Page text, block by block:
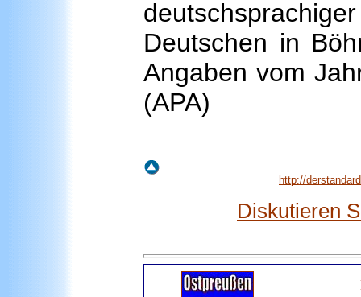
Deutschen in
Angaben vom
(APA)
http://
Diskutieren